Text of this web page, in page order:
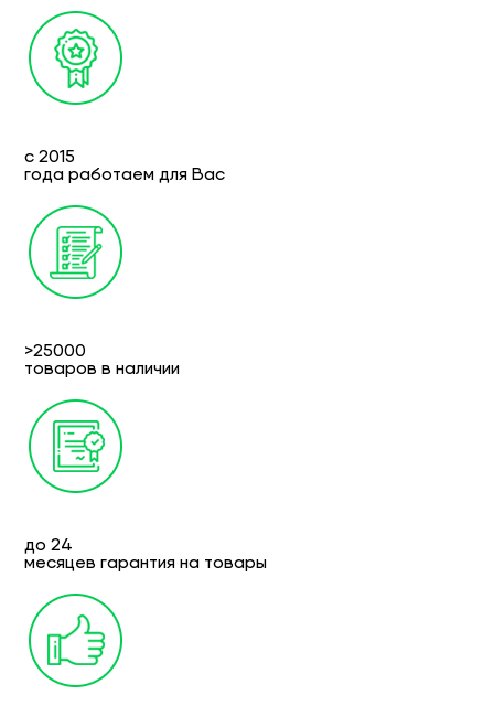
с 2015
года работаем для Вас
>25000
товаров в наличии
до 24
месяцев гарантия на товары